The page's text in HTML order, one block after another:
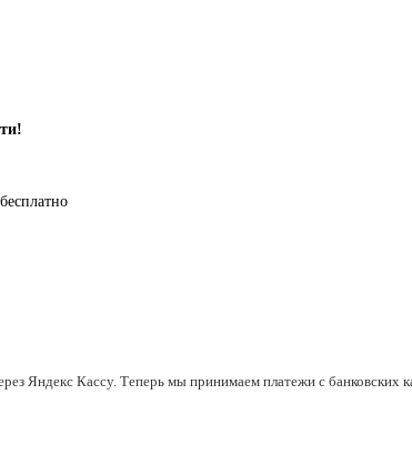
Яндекс Кассу. Теперь мы принимаем платежи с банковских